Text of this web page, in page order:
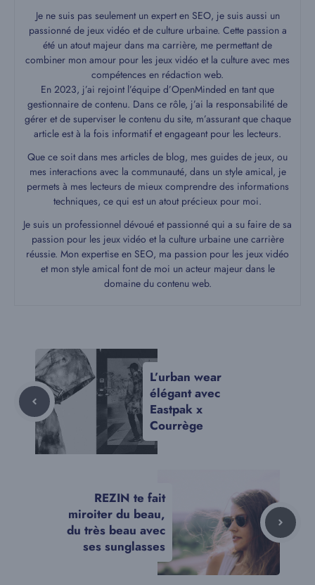
Je ne suis pas seulement un expert en SEO, je suis aussi un
passionné de jeux vidéo et de culture urbaine. Cette passion a
été un atout majeur dans ma carrière, me permettant de
combiner mon amour pour les jeux vidéo et la culture avec mes
compétences en rédaction web.
En 2023, j’ai rejoint l’équipe d’OpenMinded en tant que
gestionnaire de contenu. Dans ce rôle, j’ai la responsabilité de
gérer et de superviser le contenu du site, m’assurant que chaque
article est à la fois informatif et engageant pour les lecteurs.
Que ce soit dans mes articles de blog, mes guides de jeux, ou
mes interactions avec la communauté, dans un style amical, je
permets à mes lecteurs de mieux comprendre des informations
techniques, ce qui est un atout précieux pour moi.
Je suis un professionnel dévoué et passionné qui a su faire de sa
passion pour les jeux vidéo et la culture urbaine une carrière
réussie. Mon expertise en SEO, ma passion pour les jeux vidéo
et mon style amical font de moi un acteur majeur dans le
domaine du contenu web.
L’urban wear
élégant avec
Eastpak x
Courrège
REZIN te fait
miroiter du beau,
du très beau avec
ses sunglasses